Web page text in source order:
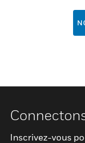
Inscrivez-vous